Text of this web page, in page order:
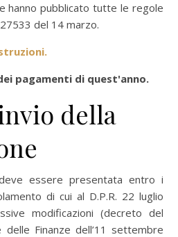
hanno pubblicato tutte le regole
del 14 marzo.
pagamenti di quest'anno.
della
essere presentata entro i
di cui al D.P.R. 22 luglio
modificazioni (decreto del
delle Finanze dell’11 settembre